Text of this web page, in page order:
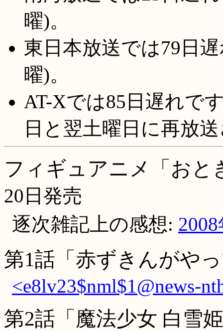
曜)。
東日本放送では79日
曜)。
AT-Xでは85日遅れで
日と翌土曜日に再放
フィギュアニメ「おと
20日発売
逐次雑記上の感想:
第1話「赤ずきんがや
<e8lv23$nml$1@news-
第2話「魔法少女 白雪